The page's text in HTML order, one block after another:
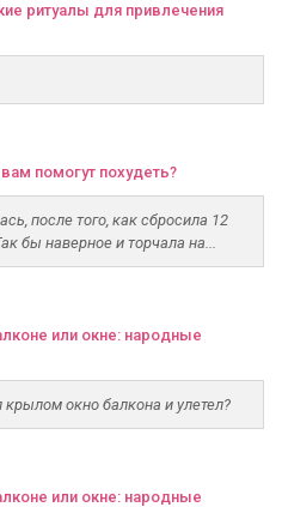
ритуалы для привлечения
помогут похудеть?
после того, как сбросила 12
бы наверное и торчала на...
или окне: народные
крылом окно балкона и улетел?
или окне: народные